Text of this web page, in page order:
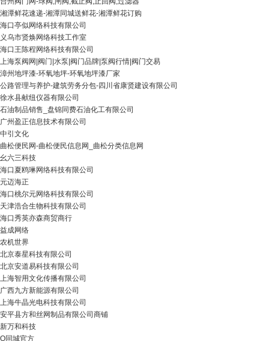
湘潭鲜花速递-湘潭同城送鲜花-湘潭鲜花订购
海口亭似网络科技有限公司
义乌市贤焕网络科技工作室
海口王陈程网络科技有限公司
上海泵阀网|阀门|水泵|阀门品牌|泵阀行情|阀门交易
漳州地坪漆-环氧地坪-环氧地坪漆厂家
公路管理与养护-建筑劳务分包-四川省康贤建设有限公司
徐水县献纽仪器有限公司
石油制品销售_盘锦同费石油化工有限公司
广州盈正信息技术有限公司
中引文化
曲松便民网-曲松便民信息网_曲松分类信息网
幺六三科技
海口夏鸥琳网络科技有限公司
元迈海正
海口桃尔元网络科技有限公司
天津浩合生物科技有限公司
海口秀英亦森商贸商行
益成网络
农机世界
北京泰星科技有限公司
北京安道易科技有限公司
上海智用文化传播有限公司
广西九方新能源有限公司
上海牛晶光电科技有限公司
安平县方和丝网制品有限公司商铺
新万和科技
O同城官方